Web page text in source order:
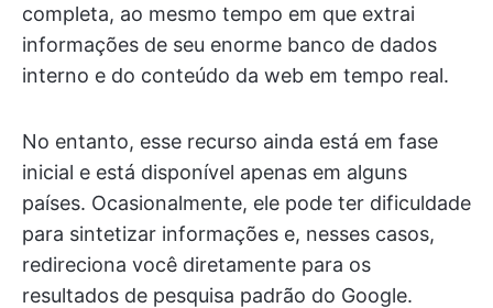
completa, ao mesmo tempo em que extrai
informações de seu enorme banco de dados
interno e do conteúdo da web em tempo real.
No entanto, esse recurso ainda está em fase
inicial e está disponível apenas em alguns
países. Ocasionalmente, ele pode ter dificuldade
para sintetizar informações e, nesses casos,
redireciona você diretamente para os
resultados de pesquisa padrão do Google.